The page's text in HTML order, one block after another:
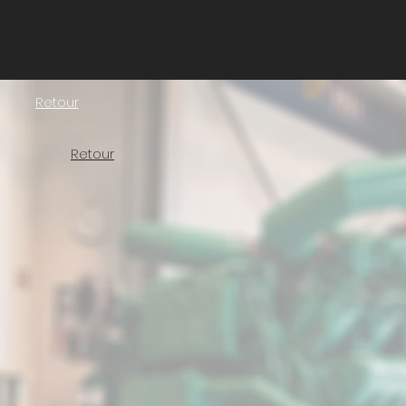
Retour
Retour